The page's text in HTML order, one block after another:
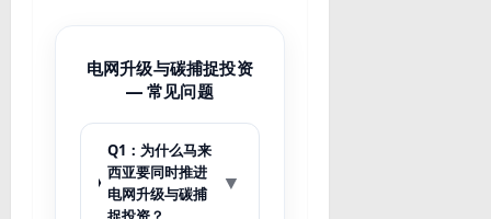
电网升级与碳捕捉投资
— 常见问题
Q1：为什么马来
西亚要同时推进
电网升级与碳捕
▼